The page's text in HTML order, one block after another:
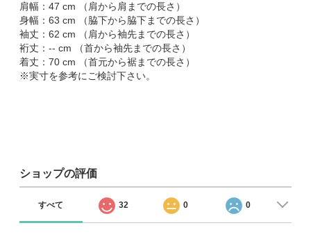
肩幅：47 cm （肩から肩までの長さ）
身幅：63 cm （脇下から脇下までの長さ）
袖丈：62 cm （肩から袖先までの長さ）
裄丈：-- cm （首から袖先までの長さ）
着丈：70 cm （首元から裾までの長さ）
※実寸を参考にご検討下さい。
ショップの評価
すべて 32 0 0